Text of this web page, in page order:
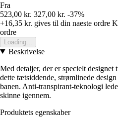
Fra
523,00 kr. 327,00 kr. -37%
+16,35 kr. gives til din naeste ordre
ordre
Loading...
Beskrivelse
Med detaljer, der er specielt
dette tætsiddende, strømlinede
banen. Anti-transpirant-teknologi
skinne igennem.
Produktets egenskaber